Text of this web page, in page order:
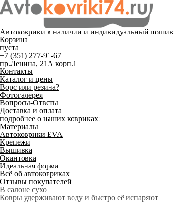
Автоковрики в наличии и индивидуальный пошив
Корзина
пуста
+7 (351) 277-91-67
пр.Ленина, 21А корп.1
Контакты
Каталог и цены
Ворс или резина?
Фотогалерея
Вопросы-Ответы
Доставка и оплата
подробнее о наших ковриках:
Материалы
Автоковрики EVA
Крепежи
Вышивка
Окантовка
Идеальная форма
Всё об автоковриках
Отзывы покупателей
Служат до 10 лет
Только качественные российские материалы